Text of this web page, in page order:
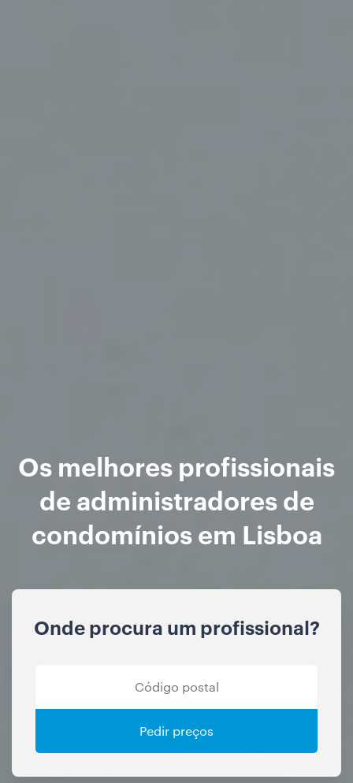
Os melhores profissionais
de administradores de
condomínios em Lisboa
Onde procura um profissional?
Pedir preços